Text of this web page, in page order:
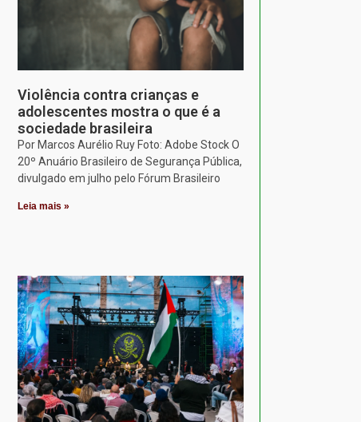
Violência contra crianças e
adolescentes mostra o que é a
sociedade brasileira
Por Marcos Aurélio Ruy Foto: Adobe Stock O
20º Anuário Brasileiro de Segurança Pública,
divulgado em julho pelo Fórum Brasileiro
Leia mais »